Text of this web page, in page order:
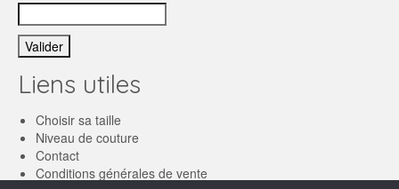
Liens utiles
Choisir sa taille
Niveau de couture
Contact
Conditions générales de vente